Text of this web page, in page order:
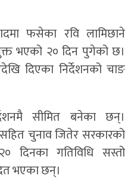
फसेका रवि लामिछाने
भएको २० दिन पुगेको छ।
दिएका निर्देशनको चाङ
सीमित बनेका छन्।
चुनाव जितेर सरकारको
दिनका गतिविधि सस्तो
भएका छन्।